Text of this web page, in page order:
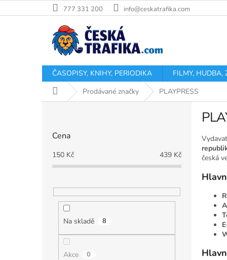
na
777 331 200 info@ceskatrafika.com
ČASOPISY, KNIHY, PERIODIKA FILMY, HUDBA,
Domů Prodávané značky PLAYPRESS
Cena
150 Kč 439 Kč
Na skladě 8
Akce 0
česká